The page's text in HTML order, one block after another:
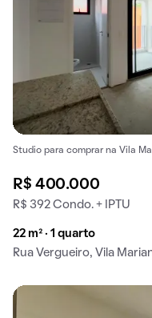
Studio para comprar na Vila
R$ 400.000
R$ 392 Condo. + IPTU
22 m² · 1 quarto
Rua Vergueiro, Vila